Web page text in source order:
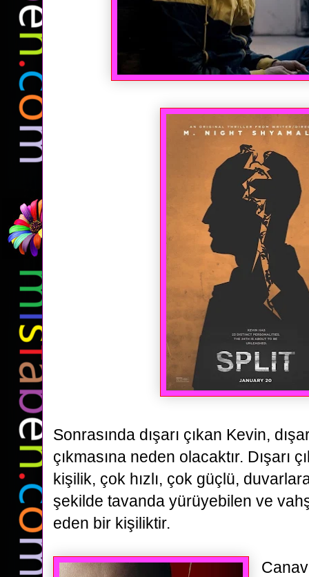
Sonrasında dışarı çıkan Kevin,
çıkmasına neden olacaktır. Dışarı
kişilik, çok hızlı, çok güçlü,
şekilde tavanda yürüyebilen ve
eden bir kişiliktir.